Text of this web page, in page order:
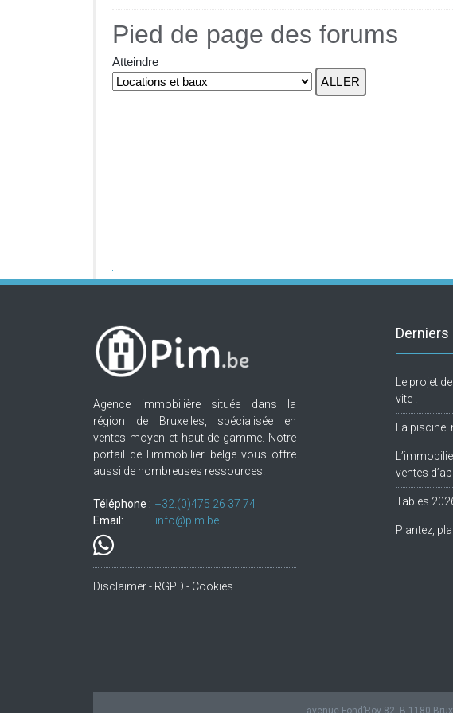
Pied de page des forums
Atteindre
Agence immobilière située dans la
région de Bruxelles, spécialisée en
ventes moyen et haut de gamme. Notre
portail de l'immobilier belge vous offre
aussi de nombreuses ressources.
Téléphone : +32.(0)475 26 37 74
Email:
info@pim.be
Disclaimer - RGPD - Cookies
Le projet
vite !
La
ventes
Tables
Plantez,
avenue Fond’Roy 82, B-1180